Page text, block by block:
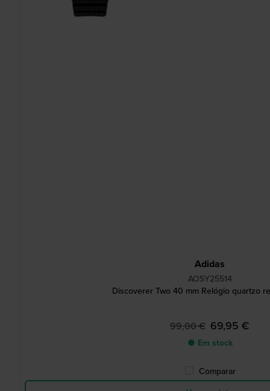
Adidas
AOSY25514
Discoverer Two 40 mm Relógio quartzo
99,00 € 69,95 €
● Em stock
Comparar